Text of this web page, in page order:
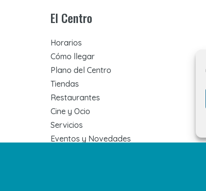
El Centro
Horarios
Cómo llegar
Plano del Centro
Tiendas
Restaurantes
Cine y Ocio
Servicios
Eventos y Novedades